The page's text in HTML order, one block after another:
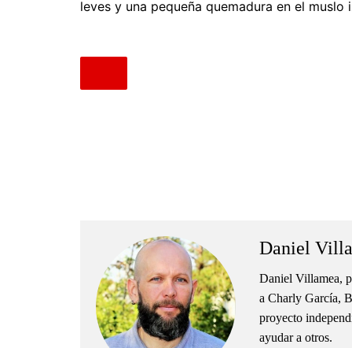
leves y una pequeña quemadura en el muslo
Daniel
Daniel Villamea,
a Charly García,
proyecto
ayudar a otros.